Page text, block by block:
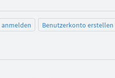
anmelden Benutzerkonto erstellen